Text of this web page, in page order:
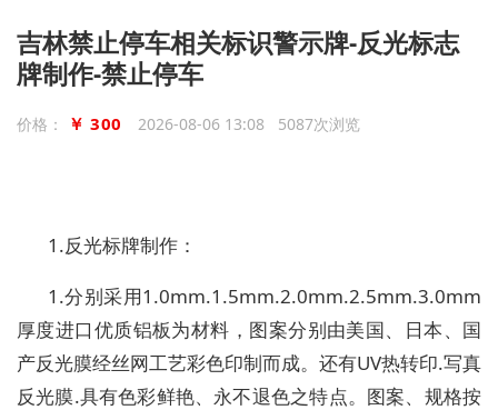
吉林禁止停车相关标识警示牌-反光标志
牌制作-禁止停车
价格： ￥ 300 2026-08-06 13:08 5087次浏览
1.反光标牌制作：
1.分别采用1.0mm.1.5mm.2.0mm.2.5mm.3.0mm
厚度进口优质铝板为材料，图案分别由美国、日本、国
产反光膜经丝网工艺彩色印制而成。还有UV热转印.写真
反光膜.具有色彩鲜艳、永不退色之特点。图案、规格按